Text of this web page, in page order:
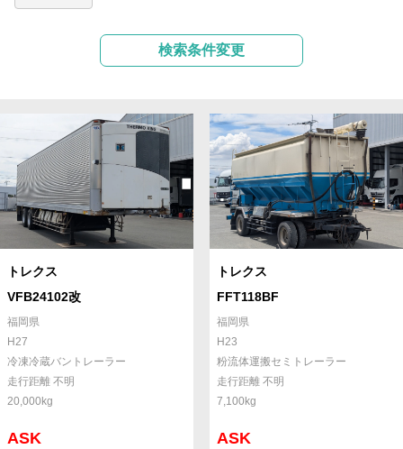
検索条件変更
トレクス
VFB24102改
福岡県
H27
冷凍冷蔵バントレーラー
走行距離 不明
20,000kg
ASK
トレクス
FFT118BF
福岡県
H23
粉流体運搬セミトレーラー
走行距離 不明
7,100kg
ASK